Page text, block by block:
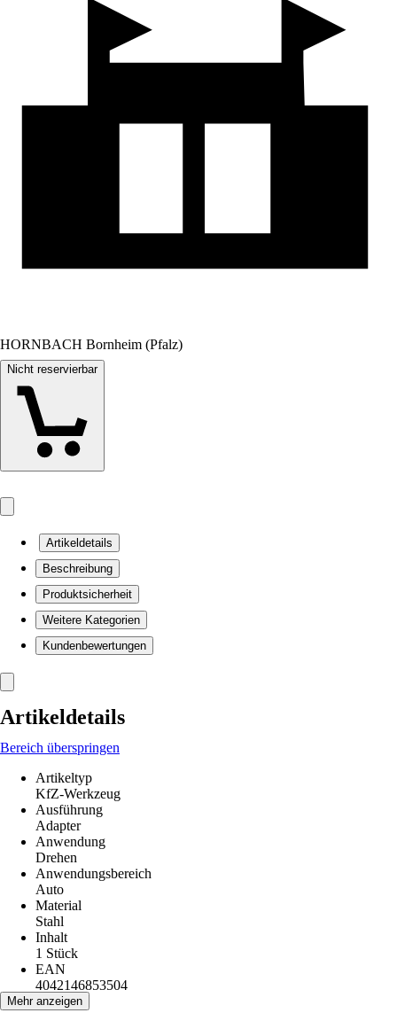
HORNBACH Bornheim (Pfalz)
Nicht reservierbar
Artikeldetails
Beschreibung
Produktsicherheit
Weitere Kategorien
Kundenbewertungen
Artikeldetails
Bereich überspringen
Artikeltyp
KfZ-Werkzeug
Ausführung
Adapter
Anwendung
Drehen
Anwendungsbereich
Auto
Material
Stahl
Inhalt
1 Stück
EAN
4042146853504
Mehr anzeigen